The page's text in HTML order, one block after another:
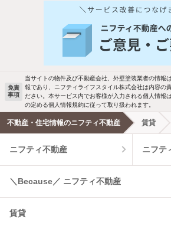
バス・トイレ別 2
洗濯機置場あり 独
エアコンあり
温水洗浄便座 オ
コンロ2口以上
免責
事項
当サイトの物件及び不動産会社、外壁塗装業者の情報
報であり、ニフティライフスタイル株式会社は内容の
ださい。本サービス内でお客様が入力される個人情報
の定める個人情報規約に従って取り扱われます。
不動産・住宅情報のニフティ不動産 賃貸
ニフティ不動産 ニフテ
＼Because／ ニフティ不動産
賃貸